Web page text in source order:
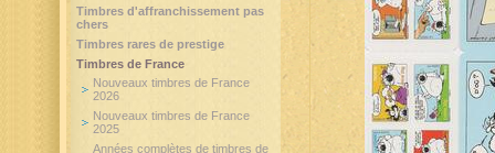
Timbres d'affranchissement pas
chers
Timbres rares de prestige
Timbres de France
Nouveaux timbres de France
2026
Nouveaux timbres de France
2025
Années complètes de timbres de